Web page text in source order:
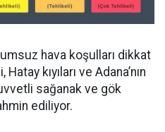
hava koşulları dikkat
kıyıları ve Adana’nın
sağanak ve gök
ediliyor.